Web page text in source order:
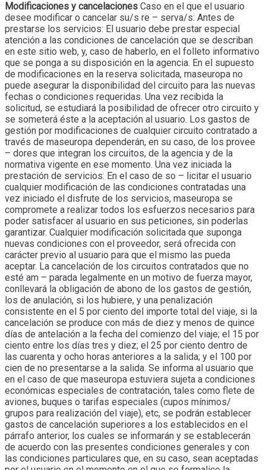
Modificaciones y cancelaciones Caso en el que el usuario
desee modificar o cancelar su/s re – serva/s: Antes de
prestarse los servicios: El usuario debe prestar especial
atención a las condiciones de cancelación que se describan
en este sitio web, y, caso de haberlo, en el folleto informativo
que se ponga a su disposición en la agencia. En el supuesto
de modificaciones en la reserva solicitada, maseuropa no
puede asegurar la disponibilidad del circuito para las nuevas
fechas o condiciones requeridas. Una vez recibida la
solicitud, se estudiará la posibilidad de ofrecer otro circuito y
se someterá éste a la aceptación al usuario. Los gastos de
gestión por modificaciones de cualquier circuito contratado a
través de maseuropa dependerán, en su caso, de los provee
– dores que integran los circuitos, de la agencia y de la
normativa vigente en ese momento. Una vez iniciada la
prestación de servicios: En el caso de so – licitar el usuario
cualquier modificación de las condiciones contratadas una
vez iniciado el disfrute de los servicios, maseuropa se
compromete a realizar todos los esfuerzos necesarios para
poder satisfacer al usuario en sus peticiones, sin poderlas
garantizar. Cualquier modificación solicitada que suponga
nuevas condiciones con el proveedor, será ofrecida con
carácter previo al usuario para que el mismo las pueda
aceptar. La cancelación de los circuitos contratados que no
esté am – parada legalmente en un motivo de fuerza mayor,
conllevará la obligación de abono de los gastos de gestión,
los de anulación, si los hubiere, y una penalización
consistente en el 5 por ciento del importe total del viaje, si la
cancelación se produce con más de diez y menos de quince
días de antelación a la fecha del comienzo del viaje; el 15 por
ciento entre los días tres y diez; el 25 por ciento dentro de
las cuarenta y ocho horas anteriores a la salida; y el 100 por
cien de no presentarse a la salida. Se informa al usuario que
en el caso de que maseuropa estuviera sujeta a condiciones
económicas especiales de contratación, tales como flete de
aviones, buques o tarifas especiales (cupos mínimos/
grupos para realización del viaje), etc, se podrán establecer
gastos de cancelación superiores a los establecidos en el
párrafo anterior, los cuales se informarán y se establecerán
de acuerdo con las presentes condiciones generales y con
las condiciones particulares que, en su caso, sean aceptadas